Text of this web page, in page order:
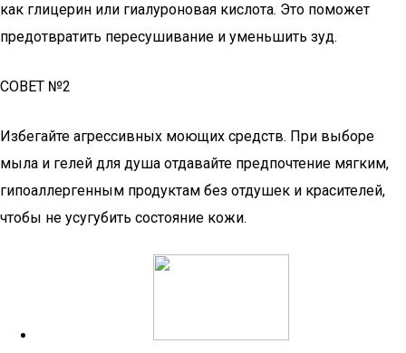
как глицерин или гиалуроновая кислота. Это поможет
предотвратить пересушивание и уменьшить зуд.
СОВЕТ №2
Избегайте агрессивных моющих средств. При выборе
мыла и гелей для душа отдавайте предпочтение мягким,
гипоаллергенным продуктам без отдушек и красителей,
чтобы не усугубить состояние кожи.